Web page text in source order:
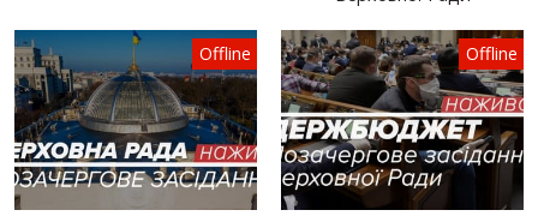
Offline Offline